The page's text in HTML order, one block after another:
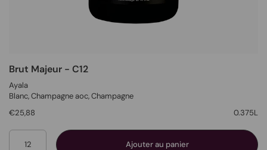
Brut Majeur - C12
Ayala
Blanc, Champagne aoc,Champagne
€25,88
0.375L
Quantité
Ajouter au panier